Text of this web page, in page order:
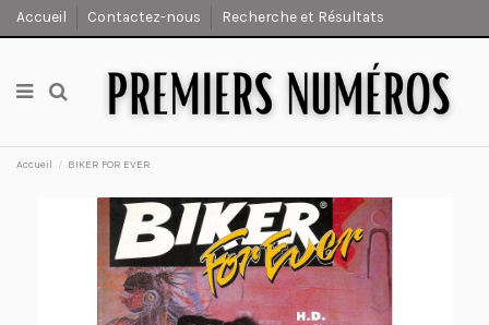
Accueil Contactez-nous Recherche et Résultats
Accueil BIKER FOR EVER